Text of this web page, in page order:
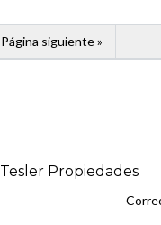
Página siguiente »
Tesler Propiedades